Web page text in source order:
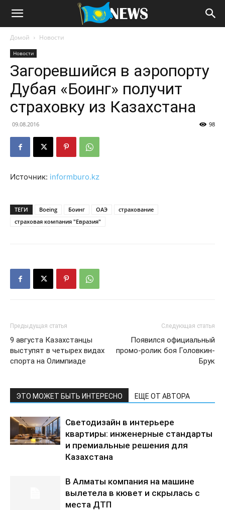
Домой Новости
Новости
Загоревшийся в аэропорту
Дубая «Боинг» получит
страховку из Казахстана
09.08.2016 98
Источник: informburo.kz
ТЕГИ Boeing Боинг ОАЭ
страхование
страховая компания "Евразия"
Предыдущая статья
9 августа Казахстанцы
выступят в четырех видах
спорта на Олимпиаде
Следующая статья
Появился официальный
промо-ролик боя Головкин-
Брук
ЭТО МОЖЕТ БЫТЬ ИНТЕРЕСНО ЕЩЕ ОТ АВТОРА
Светодизайн в интерьере
квартиры: инженерные стандарты
и премиальные решения для
Казахстана
В Алматы компания на машине
вылетела в кювет и скрылась с
места ДТП